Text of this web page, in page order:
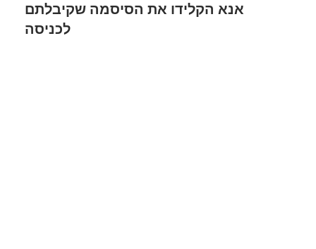
אנא הקלידו את הסיסמה שקיבלתם
לכניסה